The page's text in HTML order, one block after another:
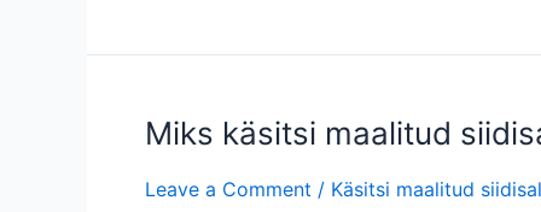
Miks käsitsi maalitud
Leave a Comment / Käsitsi maalitud
Miks
maalitud